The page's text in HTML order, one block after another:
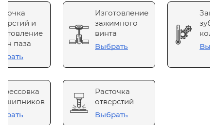
и
паза
Изготовление
зажимного
винта
Выбрать
Расточка
отверстий
Выбрать